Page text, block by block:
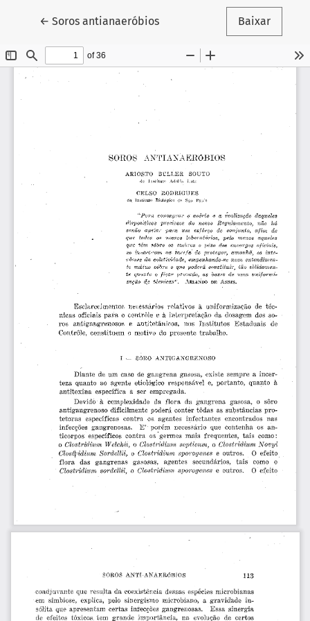
← Voltar aos Detalhes do Artigo
Soros antianaeróbios Baixar